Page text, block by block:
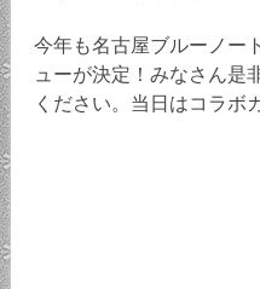
今年も名古屋ブルーノー
ューが決定！みなさん是
ください。当日はコラボ